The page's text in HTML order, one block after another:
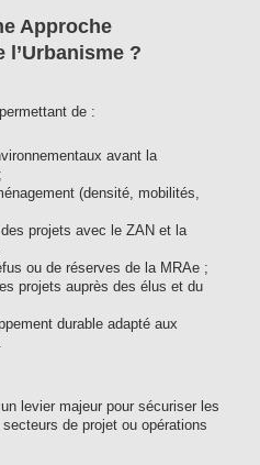
Approche
l’Urbanisme ?
de :
avant la
(densité, mobilités,
projets avec le ZAN et la
ou de réserves de la MRAe ;
projets auprès des élus et du
durable adapté aux
levier majeur pour sécuriser les
de projet ou opérations